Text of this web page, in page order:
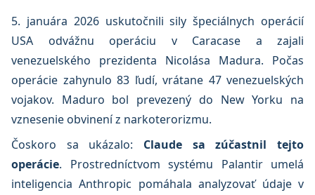
5. januára 2026 uskutočnili sily špeciálnych operácií
USA odvážnu operáciu v Caracase a zajali
venezuelského prezidenta Nicolása Madura. Počas
operácie zahynulo 83 ľudí, vrátane 47 venezuelských
vojakov. Maduro bol prevezený do New Yorku na
vznesenie obvinení z narkoterorizmu.
Čoskoro sa ukázalo: Claude sa zúčastnil tejto
operácie. Prostredníctvom systému Palantir umelá
inteligencia Anthropic pomáhala analyzovať údaje v